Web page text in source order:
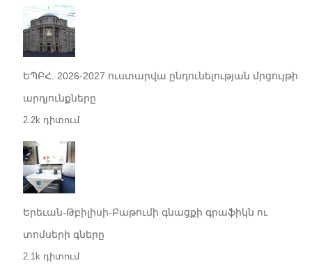
ԵՊԲՀ. 2026-2027 ուստարվա ընդունելության մրցույթի
արդյունքները
2.2k դիտում
Երեւան-Թբիլիսի-Բաթումի գնացքի գրաֆիկն ու
տոմսերի գները
2.1k դիտում